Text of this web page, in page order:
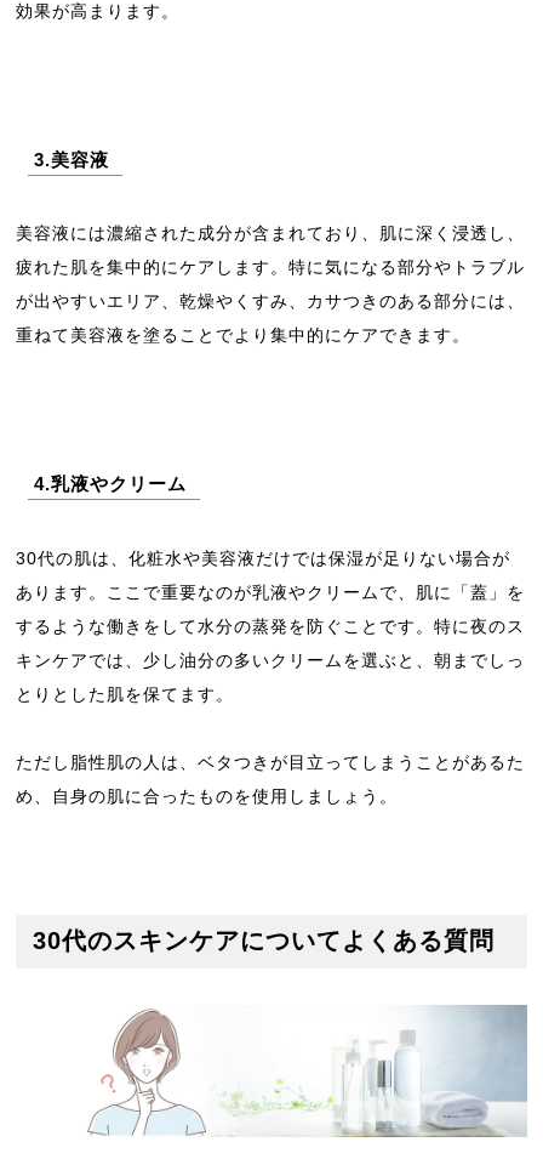
効果が高まります。
3.美容液
美容液には濃縮された成分が含まれており、肌に深く浸透し、
疲れた肌を集中的にケアします。特に気になる部分やトラブル
が出やすいエリア、乾燥やくすみ、カサつきのある部分には、
重ねて美容液を塗ることでより集中的にケアできます。
4.乳液やクリーム
30代の肌は、化粧水や美容液だけでは保湿が足りない場合が
あります。ここで重要なのが乳液やクリームで、肌に「蓋」を
するような働きをして水分の蒸発を防ぐことです。特に夜のス
キンケアでは、少し油分の多いクリームを選ぶと、朝までしっ
とりとした肌を保てます。
ただし脂性肌の人は、ベタつきが目立ってしまうことがあるた
め、自身の肌に合ったものを使用しましょう。
30代のスキンケアについてよくある質問